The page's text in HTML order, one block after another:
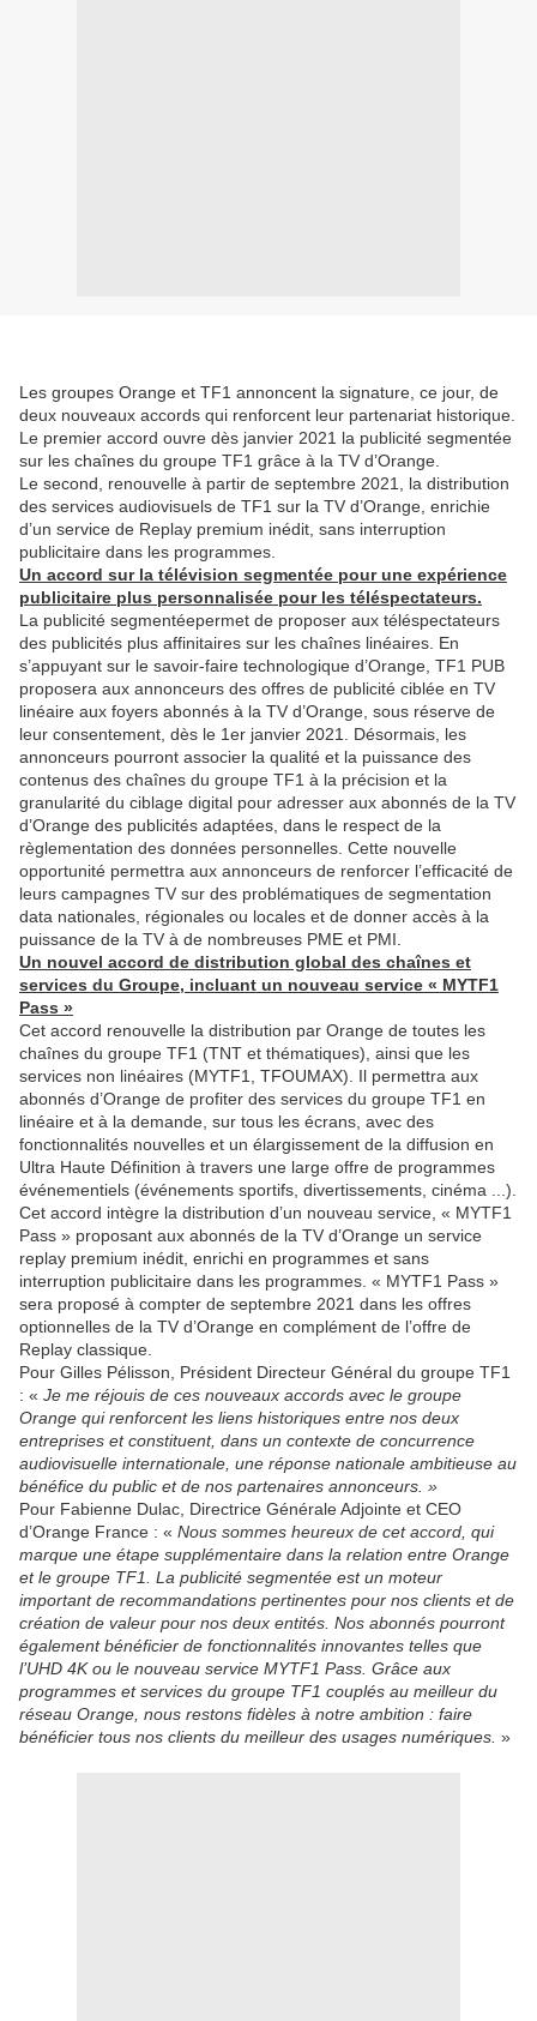
Les groupes Orange et TF1 annoncent la signature, ce jour, de
deux nouveaux accords qui renforcent leur partenariat historique.
Le premier accord ouvre dès janvier 2021 la publicité segmentée
sur les chaînes du groupe TF1 grâce à la TV d’Orange.
Le second, renouvelle à partir de septembre 2021, la distribution
des services audiovisuels de TF1 sur la TV d’Orange, enrichie
d’un service de Replay premium inédit, sans interruption
publicitaire dans les programmes.
Un accord sur la télévision segmentée pour une expérience
publicitaire plus personnalisée pour les téléspectateurs.
La publicité segmentéepermet de proposer aux téléspectateurs
des publicités plus affinitaires sur les chaînes linéaires. En
s’appuyant sur le savoir-faire technologique d’Orange, TF1 PUB
proposera aux annonceurs des offres de publicité ciblée en TV
linéaire aux foyers abonnés à la TV d’Orange, sous réserve de
leur consentement, dès le 1er janvier 2021. Désormais, les
annonceurs pourront associer la qualité et la puissance des
contenus des chaînes du groupe TF1 à la précision et la
granularité du ciblage digital pour adresser aux abonnés de la TV
d’Orange des publicités adaptées, dans le respect de la
règlementation des données personnelles. Cette nouvelle
opportunité permettra aux annonceurs de renforcer l’efficacité de
leurs campagnes TV sur des problématiques de segmentation
data nationales, régionales ou locales et de donner accès à la
puissance de la TV à de nombreuses PME et PMI.
Un nouvel accord de distribution global des chaînes et
services du Groupe, incluant un nouveau service « MYTF1
Pass »
Cet accord renouvelle la distribution par Orange de toutes les
chaînes du groupe TF1 (TNT et thématiques), ainsi que les
services non linéaires (MYTF1, TFOUMAX). Il permettra aux
abonnés d’Orange de profiter des services du groupe TF1 en
linéaire et à la demande, sur tous les écrans, avec des
fonctionnalités nouvelles et un élargissement de la diffusion en
Ultra Haute Définition à travers une large offre de programmes
événementiels (événements sportifs, divertissements, cinéma ...).
Cet accord intègre la distribution d’un nouveau service, « MYTF1
Pass » proposant aux abonnés de la TV d’Orange un service
replay premium inédit, enrichi en programmes et sans
interruption publicitaire dans les programmes. « MYTF1 Pass »
sera proposé à compter de septembre 2021 dans les offres
optionnelles de la TV d’Orange en complément de l’offre de
Replay classique.
Pour Gilles Pélisson, Président Directeur Général du groupe TF1
: « Je me réjouis de ces nouveaux accords avec le groupe
Orange qui renforcent les liens historiques entre nos deux
entreprises et constituent, dans un contexte de concurrence
audiovisuelle internationale, une réponse nationale ambitieuse au
bénéfice du public et de nos partenaires annonceurs. »
Pour Fabienne Dulac, Directrice Générale Adjointe et CEO
d’Orange France : « Nous sommes heureux de cet accord, qui
marque une étape supplémentaire dans la relation entre Orange
et le groupe TF1. La publicité segmentée est un moteur
important de recommandations pertinentes pour nos clients et de
création de valeur pour nos deux entités. Nos abonnés pourront
également bénéficier de fonctionnalités innovantes telles que
l’UHD 4K ou le nouveau service MYTF1 Pass. Grâce aux
programmes et services du groupe TF1 couplés au meilleur du
réseau Orange, nous restons fidèles à notre ambition : faire
bénéficier tous nos clients du meilleur des usages numériques. »